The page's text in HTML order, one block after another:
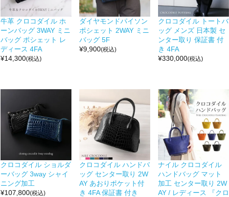
牛革 クロコダイル ホ
ーンバッグ 3WAY ミニ
バッグ ポシェット レ
ディース 4FA
¥14,300(税込)
ダイヤモンドパイソン
ポシェット 2WAY ミニ
バッグ 5F
¥9,900(税込)
クロコダイル トートバ
ッグ メンズ 日本製 セ
ンター取り 保証書 付
き 4FA
¥330,000(税込)
クロコダイル ショルダ
ーバッグ 3way シャイ
ニング加工
¥107,800(税込)
クロコダイル ハンドバ
ッグ センター取り 2W
AY あおりポケット付
き 4FA 保証書 付き
ナイル クロコダイル
ハンドバッグ マット
加工 センター取り 2W
AY / レディース 『クロ